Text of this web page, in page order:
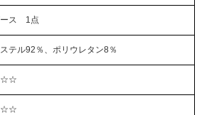
ース 1点
テル92％、ポリウレタン8％